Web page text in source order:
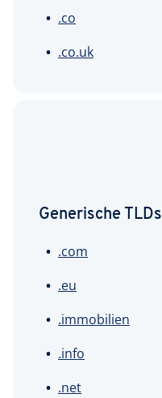
.co
.co.uk
Generische TLDs
.com
.eu
.immobilien
.info
.net